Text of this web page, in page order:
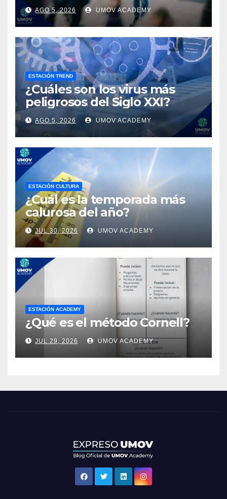
AGO 5, 2026 UMOV ACADEMY
ESTACIÓN TREND
¿Cuáles son los virus más
peligrosos del Siglo XXI?
AGO 5, 2026 UMOV ACADEMY
ESTACIÓN CULTURA
¿Cuál es la temporada más
calurosa del año?
JUL 30, 2026 UMOV ACADEMY
ESTACIÓN ACADEMY
¿Qué es el método Cornell?
JUL 29, 2026 UMOV ACADEMY